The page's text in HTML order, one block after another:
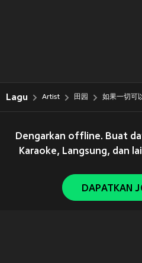
Lagu Artist 田园 如果一切可
Dengarkan offline. Buat
Karaoke, Langsung, dan
DAPATKAN